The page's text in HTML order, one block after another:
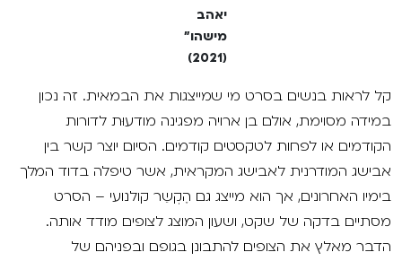
יאהב
מישהו"
(2021)
קל לראות בנשים בסרט מי שמייצגות את הבמאית. זה נכון
במידה מסוימת, אולם בן ארויה מפגינה מודעוּת לדורות
הקודמים או לפחות לטקסטים קודמים. הסיום יוצר קשר בין
אבישג המודרנית לאבישג המקראית, אשר טיפלה בדוד המלך
בימיו האחרונים, אך הוא מייצג גם הֶקְשֵר קולנועי – הסרט
מסתיים בדקה של שקט, ושעון המוצג לצופים מודד אותה.
הדבר מאלץ את הצופים להתבונן בגופם ובפניהם של